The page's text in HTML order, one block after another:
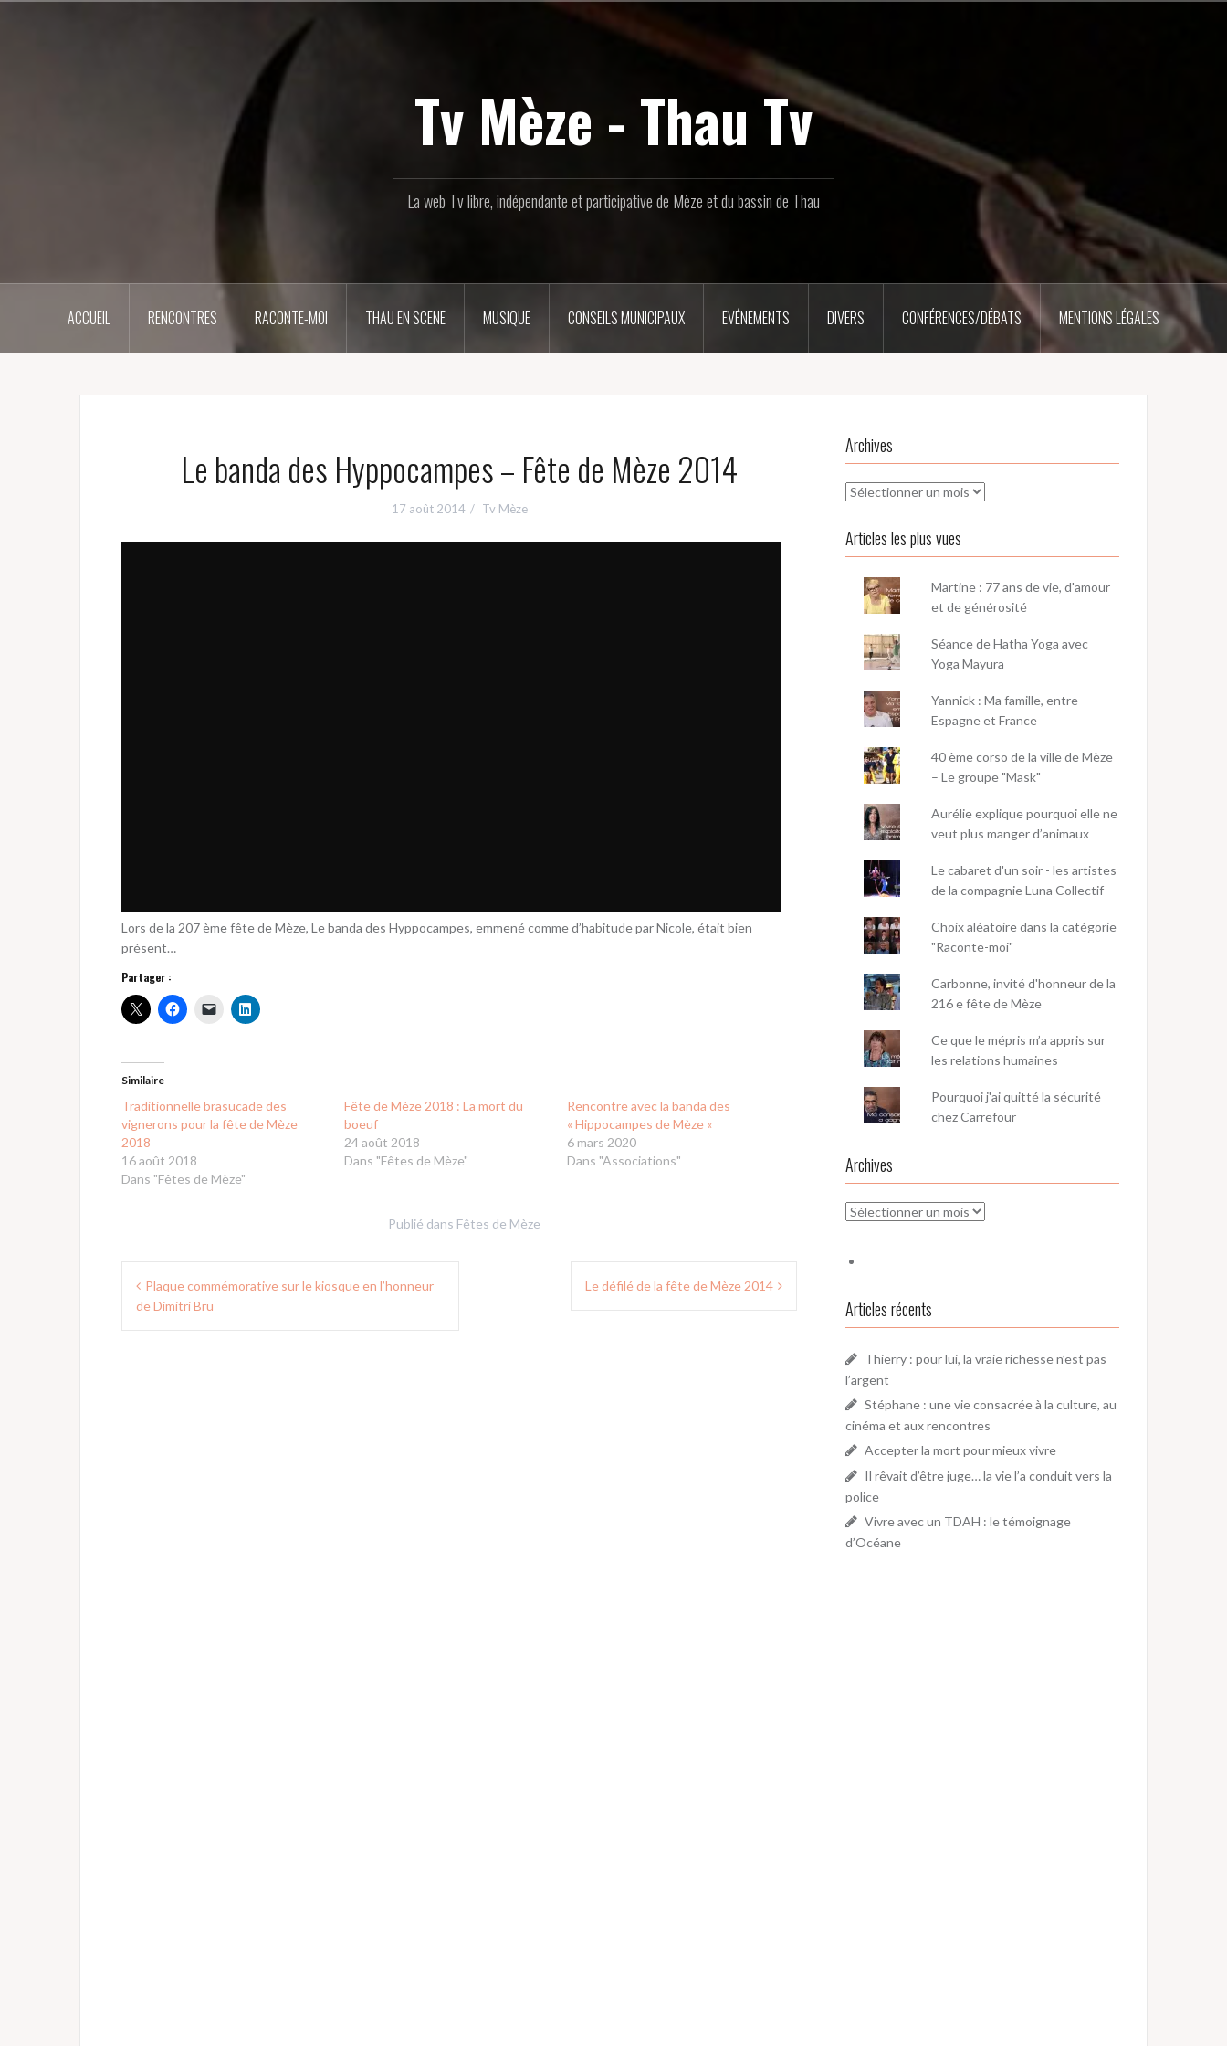
Tv Mèze - Thau Tv
La web Tv libre, indépendante et participative de Mèze et du bassin de Thau
ACCUEIL RENCONTRES RACONTE-MOI THAU EN SCENE MUSIQUE CONSEILS MUNICIPAUX EVÉNEMENTS DIVERS CONFÉRENCES/DÉBATS MENTIONS LÉGALES
Le banda des Hyppocampes – Fête de Mèze 2014
17 août 2014 Tv Mèze
Lors de la 207 ème fête de Mèze, Le banda des Hyppocampes, emmené comme d’habitude par Nicole, était bien
présent…
Partager :
Similaire
Traditionnelle brasucade des
vignerons pour la fête de Mèze
2018
16 août 2018
Dans "Fêtes de Mèze"
Fête de Mèze 2018 : La mort du
boeuf
24 août 2018
Dans "Fêtes de Mèze"
Rencontre avec la banda des
« Hippocampes de Mèze «
6 mars 2020
Dans "Associations"
Publié dans Fêtes de Mèze
Navigation
de Plaque commémorative sur le kiosque en l’honneur
de Dimitri Bru
Le défilé de la fête de Mèze 2014
Archives
Archives
Articles les plus vues
Martine : 77 ans de vie, d'amour
et de générosité
Séance de Hatha Yoga avec
Yoga Mayura
Yannick : Ma famille, entre
Espagne et France
40 ème corso de la ville de Mèze
– Le groupe "Mask"
Aurélie explique pourquoi elle ne
veut plus manger d’animaux
Le cabaret d'un soir - les artistes
de la compagnie Luna Collectif
Choix aléatoire dans la catégorie
"Raconte-moi"
Carbonne, invité d'honneur de la
216 e fête de Mèze
Ce que le mépris m’a appris sur
les relations humaines
Pourquoi j'ai quitté la sécurité
chez Carrefour
Archives
Archives
Articles récents
Thierry : pour lui, la vraie richesse n’est pas
l’argent
Stéphane : une vie consacrée à la culture, au
cinéma et aux rencontres
Accepter la mort pour mieux vivre
Il rêvait d’être juge… la vie l’a conduit vers la
police
Vivre avec un TDAH : le témoignage
d’Océane